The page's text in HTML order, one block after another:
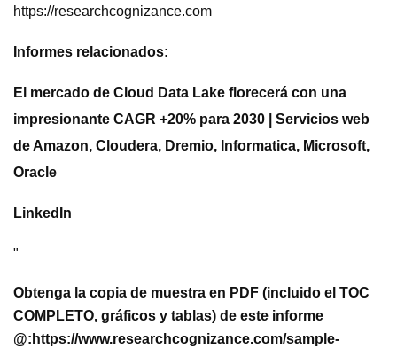
https://researchcognizance.com
Informes relacionados:
El mercado de Cloud Data Lake florecerá con una
impresionante CAGR +20% para 2030 | Servicios web
de Amazon, Cloudera, Dremio, Informatica, Microsoft,
Oracle
LinkedIn
"
Obtenga la copia de muestra en PDF (incluido el TOC
COMPLETO, gráficos y tablas) de este informe
@: https://www.researchcognizance.com/sample-